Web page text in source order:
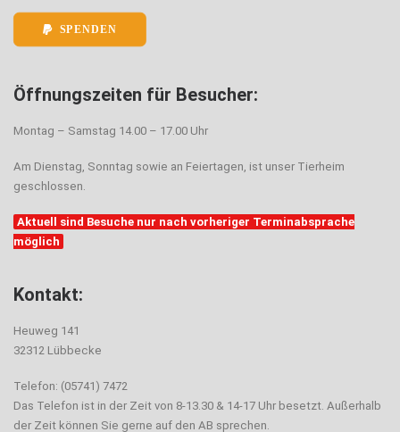
SPENDEN
Öffnungszeiten für Besucher:
Montag – Samstag 14.00 – 17.00 Uhr
Am Dienstag, Sonntag sowie an Feiertagen, ist unser Tierheim
geschlossen.
Aktuell sind Besuche nur nach vorheriger Terminabsprache
möglich
Kontakt:
Heuweg 141
32312 Lübbecke
Telefon: (05741) 7472
Das Telefon ist in der Zeit von 8-13.30 & 14-17 Uhr besetzt. Außerhalb
der Zeit können Sie gerne auf den AB sprechen.